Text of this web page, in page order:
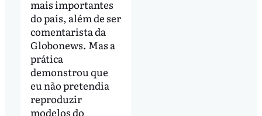
mais importantes
do país, além de ser
comentarista da
Globonews. Mas a
prática
demonstrou que
eu não pretendia
reproduzir
modelos do